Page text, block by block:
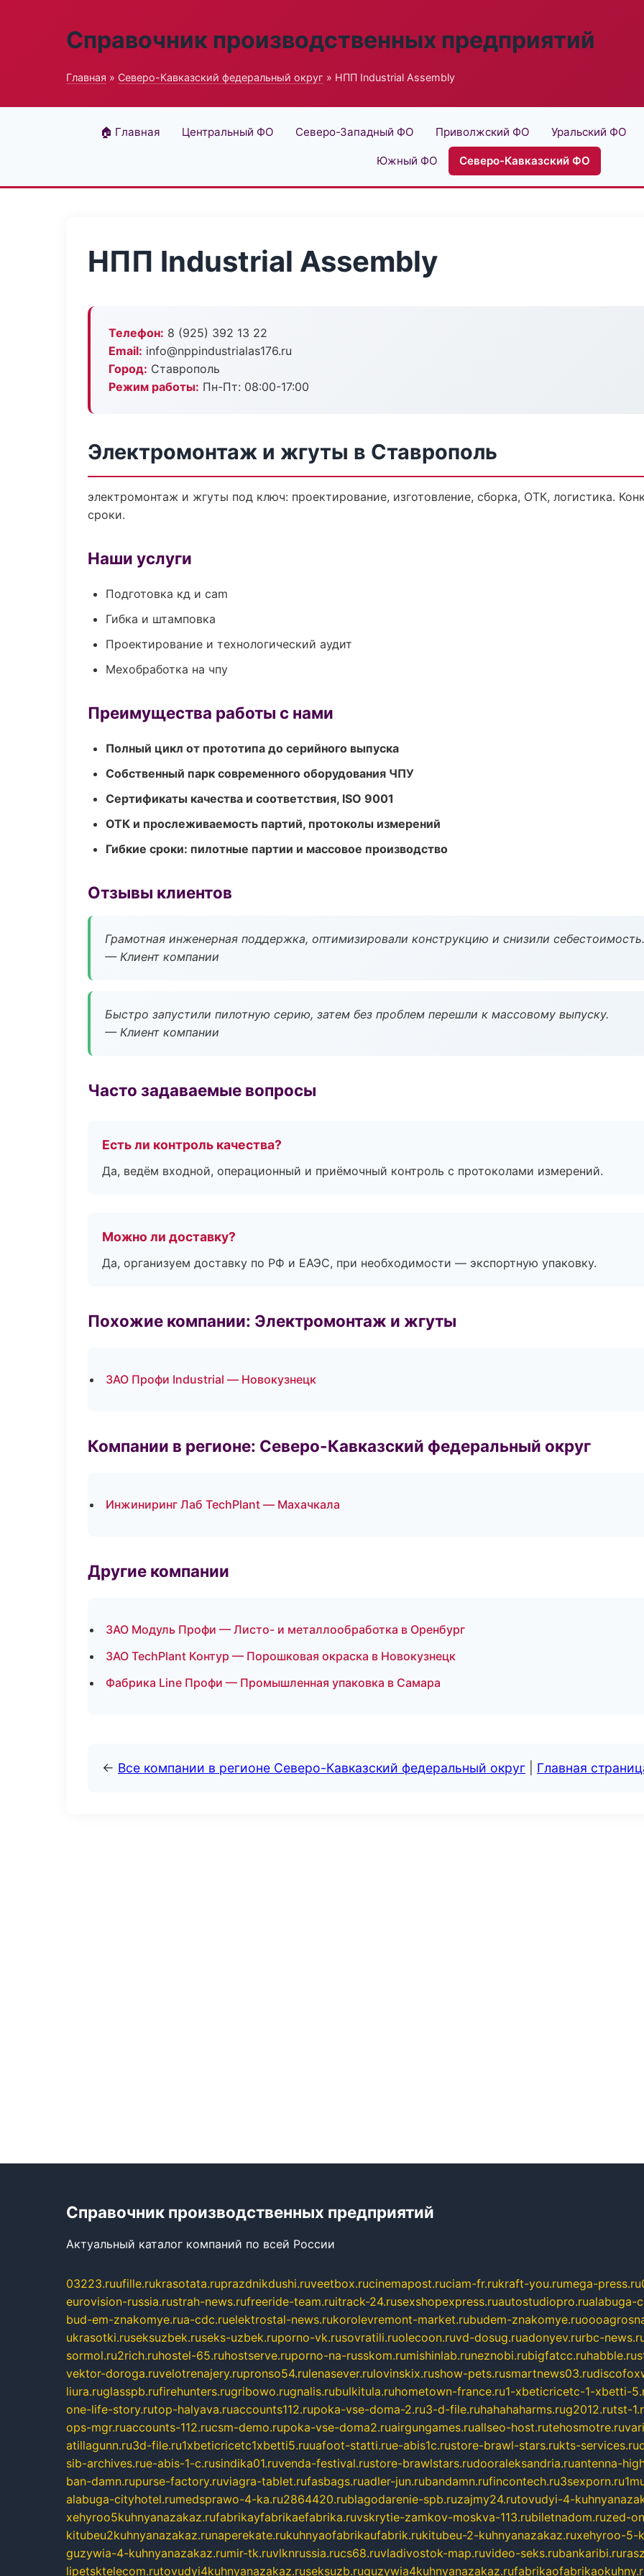
Справочник производственных предприятий
Главная » Северо-Кавказский федеральный округ » НПП Industrial Assembly
🏠 Главная Центральный ФО Северо-Западный ФО Приволжский ФО Уральский ФО
Южный ФО Северо-Кавказский ФО
НПП Industrial Assembly
Телефон: 8 (925) 392 13 22
Email: info@nppindustrialas176.ru
Город: Ставрополь
Режим работы: Пн-Пт: 08:00-17:00
Электромонтаж и жгуты в Ставрополь
электромонтаж и жгуты под ключ: проектирование, изготовление, сборка, ОТК, логистика.
сроки.
Наши услуги
Подготовка кд и cam
Гибка и штамповка
Проектирование и технологический аудит
Мехобработка на чпу
Преимущества работы с нами
Полный цикл от прототипа до серийного выпуска
Собственный парк современного оборудования ЧПУ
Сертификаты качества и соответствия, ISO 9001
ОТК и прослеживаемость партий, протоколы измерений
Гибкие сроки: пилотные партии и массовое производство
Отзывы клиентов
Грамотная инженерная поддержка, оптимизировали конструкцию и снизили себестоимость.
— Клиент компании
Быстро запустили пилотную серию, затем без проблем перешли к массовому выпуску.
— Клиент компании
Часто задаваемые вопросы
Есть ли контроль качества?
Да, ведём входной, операционный и приёмочный контроль с протоколами измерений.
Можно ли доставку?
Да, организуем доставку по РФ и ЕАЭС, при необходимости — экспортную упаковку.
Похожие компании: Электромонтаж и жгуты
ЗАО Профи Industrial — Новокузнецк
Компании в регионе: Северо-Кавказский федеральный округ
Инжиниринг Лаб TechPlant — Махачкала
Другие компании
ЗАО Модуль Профи — Листо- и металлообработка в Оренбург
ЗАО TechPlant Контур — Порошковая окраска в Новокузнецк
Фабрика Line Профи — Промышленная упаковка в Самара
← Все компании в регионе Северо-Кавказский федеральный округ Главная
Справочник производственных предприятий
Актуальный каталог компаний по всей России
03223.ruufille.rukrasotata.ruprazdnikdushi.ruveetbox.rucinemapost.ruciam-fr.rukraft-you.rumega-press.ru
eurovision-russia.rustrah-news.rufreeride-team.ruitrack-24.rusexshopexpress.ruautostudiopro.rualabuga-
bud-em-znakomye.rua-cdc.ruelektrostal-news.rukorolevremont-market.rubudem-znakomye.ru
ukrasotki.ruseksuzbek.ruseks-uzbek.ruporno-vk.rusovratili.ruolecoon.ruvd-dosug.ruadonyev.rurbc-
sormol.ru2rich.ruhostel-65.ruhostserve.ruporno-na-russkom.rumishinlab.runeznobi.rubigfatcc.ruhabble.ru
vektor-doroga.ruvelotrenajery.rupronso54.rulenasever.rulovinskix.rushow-pets.rusmartnews03.ru
liura.ruglasspb.rufirehunters.rugribowo.rugnalis.rubulkitula.ruhometown-france.ru1-xbeticricetc-1-xbetti-
one-life-story.rutop-halyava.ruaccounts112.rupoka-vse-doma-2.ru3-d-file.ruhahahaharms.rug2012.rutst-
ops-mgr.ruaccounts-112.rucsm-demo.rupoka-vse-doma2.ruairgungames.ruallseo-host.rutehosmotre.ru
atillagunn.ru3d-file.ru1xbeticricetc1xbetti5.ruuafoot-statti.rue-abis1c.rustore-brawl-stars.rukts-services.ru
sib-archives.rue-abis-1-c.rusindika01.ruvenda-festival.rustore-brawlstars.rudooraleksandria.ruantenna-
ban-damn.rupurse-factory.ruviagra-tablet.rufasbags.ruadler-jun.rubandamn.rufincontech.ru3sexporn.ru
alabuga-cityhotel.rumedsprawo-4-ka.ru2864420.rublagodarenie-spb.ruzajmy24.rutovudyi-4-
xehyroo5kuhnyanazakaz.rufabrikayfabrikaefabrika.ruvskrytie-zamkov-moskva-113.rubiletnadom.ruzed-
kitubeu2kuhnyanazakaz.runaperekate.rukuhnyaofabrikaufabrik.rukitubeu-2-kuhnyanazakaz.ruxehyroo-5-
guzywia-4-kuhnyanazakaz.rumir-tk.ruvlknrussia.rucs68.ruvladivostok-map.ruvideo-seks.rubankaribi.ru
lipetsktelecom.rutovudyi4kuhnyanazakaz.ruseksuzb.ruguzywia4kuhnyanazakaz.ru